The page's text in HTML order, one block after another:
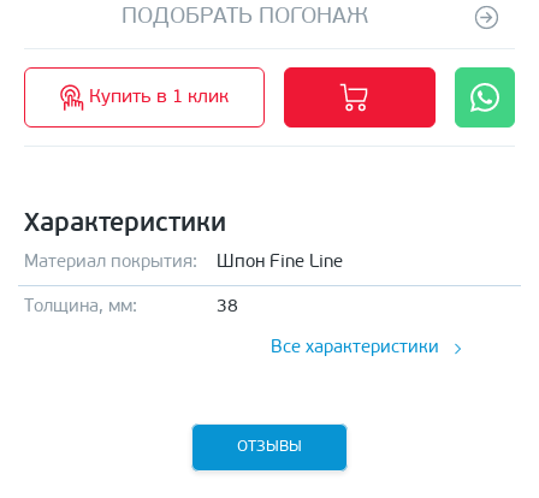
ПОДОБРАТЬ ПОГОНАЖ
Купить в 1 клик
Характеристики
Материал покрытия: Шпон Fine Line
Толщина, мм: 38
Все характеристики
ОТЗЫВЫ